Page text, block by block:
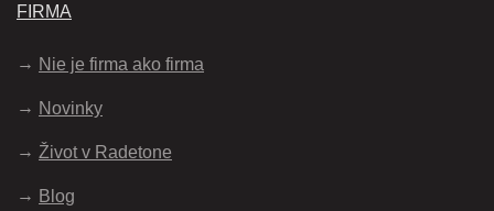
FIRMA
Nie je firma ako firma
Novinky
Život v Radetone
Blog